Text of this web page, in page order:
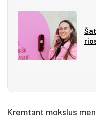
Kremtant mokslus